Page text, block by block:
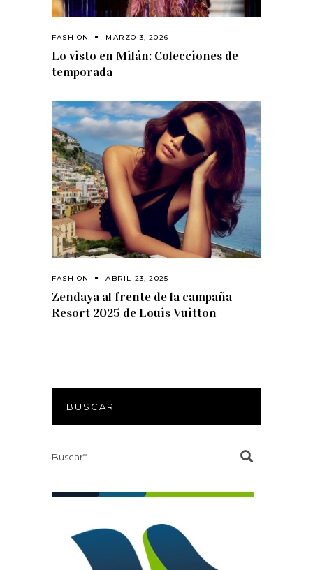
FASHION MARZO 3, 2026
Lo visto en Milán: Colecciones de
temporada
FASHION ABRIL 23, 2025
Zendaya al frente de la campaña
Resort 2025 de Louis Vuitton
BUSCAR